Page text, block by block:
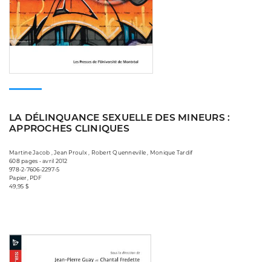
LA DÉLINQUANCE SEXUELLE DES MINEURS :
APPROCHES CLINIQUES
Martine Jacob , Jean Proulx , Robert Quenneville , Monique Tardif
608 pages • avril 2012
978-2-7606-2297-5
Papier, PDF
49,95 $